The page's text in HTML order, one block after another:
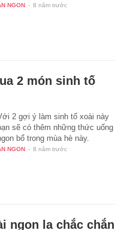
NGON - 8 năm trước
2 món sinh tố
2 gợi ý làm sinh tố xoài này
sẽ có thêm những thức uống
bổ trong mùa hè này.
NGON - 8 năm trước
ngon lạ chắc chắn